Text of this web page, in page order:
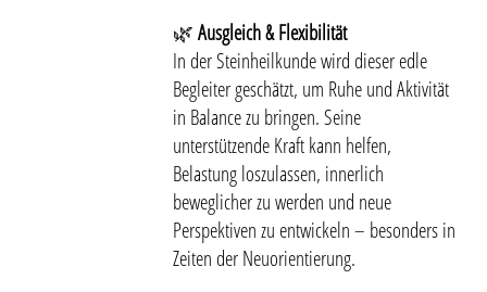
🌿Ausgleich & Flexibilität
In der Steinheilkunde wird dieser edle
Begleiter geschätzt, um Ruhe und Aktivität
in Balance zu bringen. Seine
unterstützende Kraft kann helfen,
Belastung loszulassen, innerlich
beweglicher zu werden und neue
Perspektiven zu entwickeln – besonders in
Zeiten der Neuorientierung.